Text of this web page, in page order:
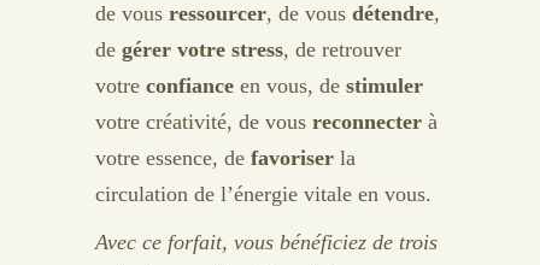
de vous ressourcer, de vous détendre,
de gérer votre stress, de retrouver
votre confiance en vous, de stimuler
votre créativité, de vous reconnecter à
votre essence, de favoriser la
circulation de l’énergie vitale en vous.
Avec ce forfait, vous bénéficiez de trois